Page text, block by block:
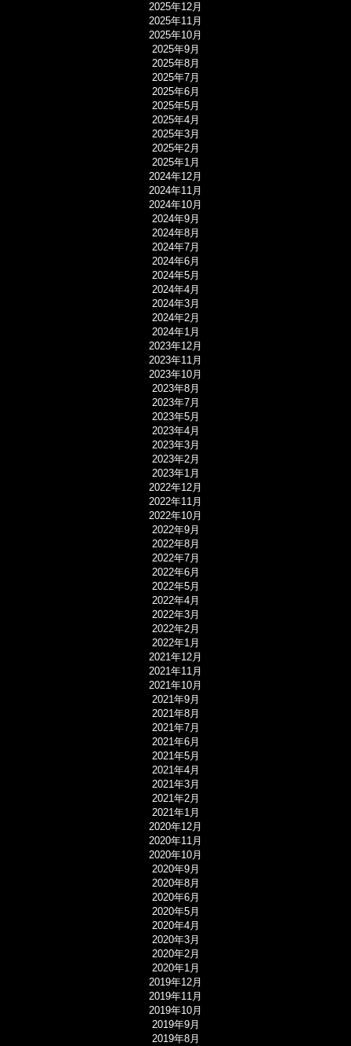
2025年12月
2025年11月
2025年10月
2025年9月
2025年8月
2025年7月
2025年6月
2025年5月
2025年4月
2025年3月
2025年2月
2025年1月
2024年12月
2024年11月
2024年10月
2024年9月
2024年8月
2024年7月
2024年6月
2024年5月
2024年4月
2024年3月
2024年2月
2024年1月
2023年12月
2023年11月
2023年10月
2023年8月
2023年7月
2023年5月
2023年4月
2023年3月
2023年2月
2023年1月
2022年12月
2022年11月
2022年10月
2022年9月
2022年8月
2022年7月
2022年6月
2022年5月
2022年4月
2022年3月
2022年2月
2022年1月
2021年12月
2021年11月
2021年10月
2021年9月
2021年8月
2021年7月
2021年6月
2021年5月
2021年4月
2021年3月
2021年2月
2021年1月
2020年12月
2020年11月
2020年10月
2020年9月
2020年8月
2020年6月
2020年5月
2020年4月
2020年3月
2020年2月
2020年1月
2019年12月
2019年11月
2019年10月
2019年9月
2019年8月